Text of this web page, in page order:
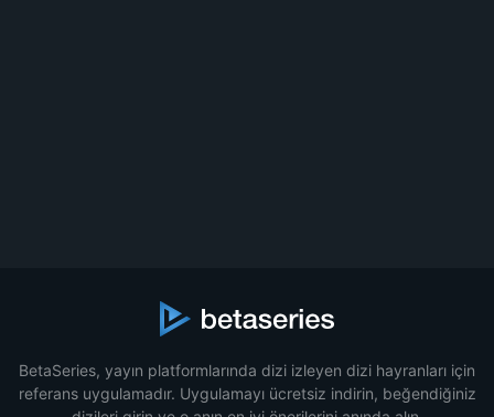
BetaSeries, yayın platformlarında dizi izleyen dizi hayranları için
referans uygulamadır. Uygulamayı ücretsiz indirin, beğendiğiniz